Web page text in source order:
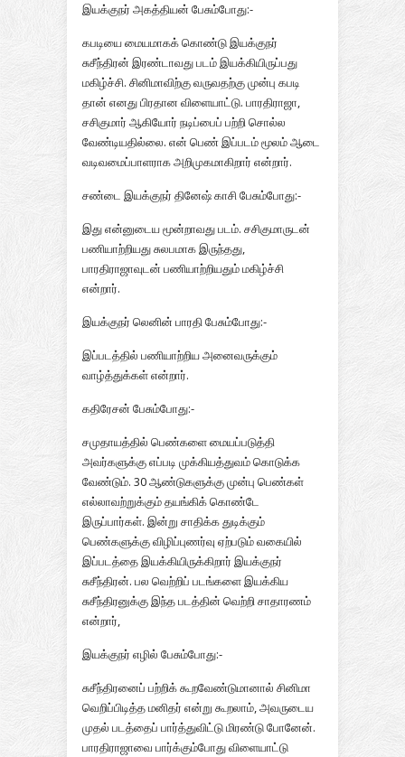
இயக்குநர் அகத்தியன் பேசும்போது:-
கபடியை மையமாகக் கொண்டு இயக்குநர்
சுசீந்திரன் இரண்டாவது படம் இயக்கியிருப்பது
மகிழ்ச்சி. சினிமாவிற்கு வருவதற்கு முன்பு கபடி
தான் எனது பிரதான விளையாட்டு. பாரதிராஜா,
சசிகுமார் ஆகியோர் நடிப்பைப் பற்றி சொல்ல
வேண்டியதில்லை. என் பெண் இப்படம் மூலம் ஆடை
வடிவமைப்பாளராக அறிமுகமாகிறார் என்றார்.
சண்டை இயக்குநர் தினேஷ் காசி பேசும்போது:-
இது என்னுடைய மூன்றாவது படம். சசிகுமாருடன்
பணியாற்றியது சுலபமாக இருந்தது,
பாரதிராஜாவுடன் பணியாற்றியதும் மகிழ்ச்சி
என்றார்.
இயக்குநர் லெனின் பாரதி பேசும்போது:-
இப்படத்தில் பணியாற்றிய அனைவருக்கும்
வாழ்த்துக்கள் என்றார்.
கதிரேசன் பேசும்போது:-
சமுதாயத்தில் பெண்களை மையப்படுத்தி
அவர்களுக்கு எப்படி முக்கியத்துவம் கொடுக்க
வேண்டும். 30 ஆண்டுகளுக்கு முன்பு பெண்கள்
எல்லாவற்றுக்கும் தயங்கிக் கொண்டே
இருப்பார்கள். இன்று சாதிக்க துடிக்கும்
பெண்களுக்கு விழிப்புணர்வு ஏற்படும் வகையில்
இப்படத்தை இயக்கியிருக்கிறார் இயக்குநர்
சுசீந்திரன். பல வெற்றிப் படங்களை இயக்கிய
சுசீந்திரனுக்கு இந்த படத்தின் வெற்றி சாதாரணம்
என்றார்,
இயக்குநர் எழில் பேசும்போது:-
சுசீந்திரனைப் பற்றிக் கூறவேண்டுமானால் சினிமா
வெறிப்பிடித்த மனிதர் என்று கூறலாம், அவருடைய
முதல் படத்தைப் பார்த்துவிட்டு மிரண்டு போனேன்.
பாரதிராஜாவை பார்க்கும்போது விளையாட்டு